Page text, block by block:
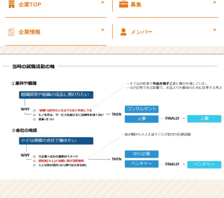
就
代
活
動
の
式
社
企業TOP > 募集 >
企業情報 > メンバー >